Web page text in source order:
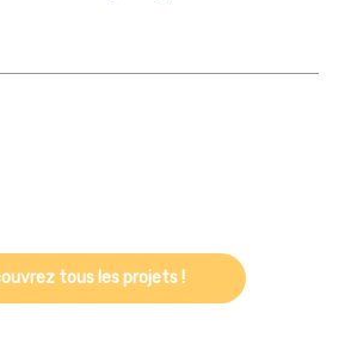
tous les projets !